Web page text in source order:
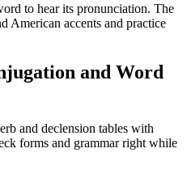
to hear its pronunciation. The
American accents and practice
and Word
and declension tables with
forms and grammar right while